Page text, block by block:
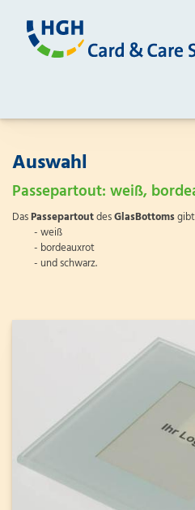
Auswahl
Passepartout: weiß,
DasPassepartoutdesGlasBottoms
- weiß
- bordeauxrot
- und schwarz.